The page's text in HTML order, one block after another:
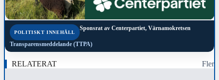
POLITISKT INNEHÅLL
Sponsrat av Centerpartiet, Värnamokretsen
Transparensmeddelande (TTPA)
RELATERAT Fler